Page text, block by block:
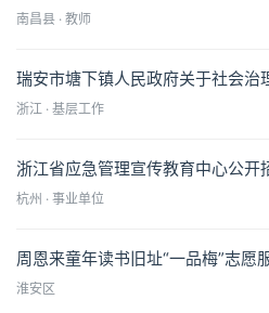
南昌县 · 教师
瑞安市塘下镇人民政府关于社会治
浙江 · 基层工作
浙江省应急管理宣传教育中心公开
杭州 · 事业单位
周恩来童年读书旧址“一品梅”志愿
淮安区